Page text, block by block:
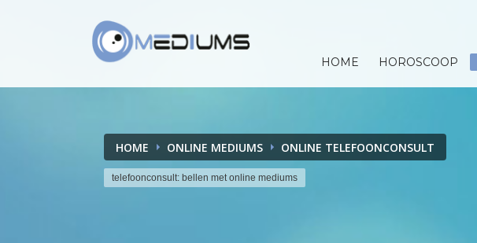
HOME HOROSCOOP
HOME ONLINE MEDIUMS ONLINE TELEFOONCONSULT
telefoonconsult: bellen met online mediums